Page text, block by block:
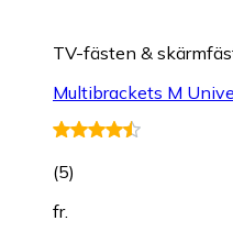
TV-fästen &
Multibrackets M
(5)
fr.